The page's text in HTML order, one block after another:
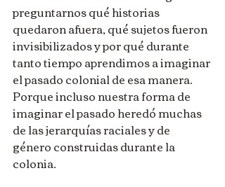
preguntarnos qué historias
quedaron afuera, qué sujetos fueron
invisibilizados y por qué durante
tanto tiempo aprendimos a imaginar
el pasado colonial de esa manera.
Porque incluso nuestra forma de
imaginar el pasado heredó muchas
de las jerarquías raciales y de
género construidas durante la
colonia.